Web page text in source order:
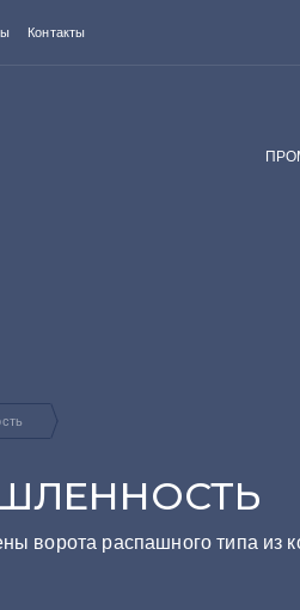
Контакты
ворота распашного типа из